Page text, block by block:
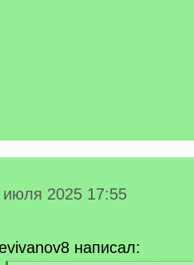
июля 2025 17:55
написал: